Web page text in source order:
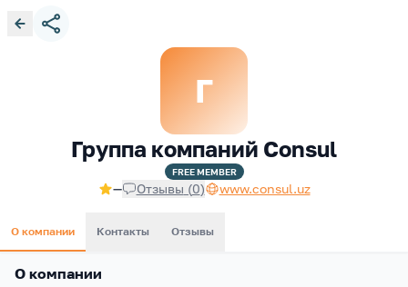
Г
Группа компаний Consul
FREEMEMBER
— Отзывы (0) www.consul.uz
О компании Контакты Отзывы
О компании